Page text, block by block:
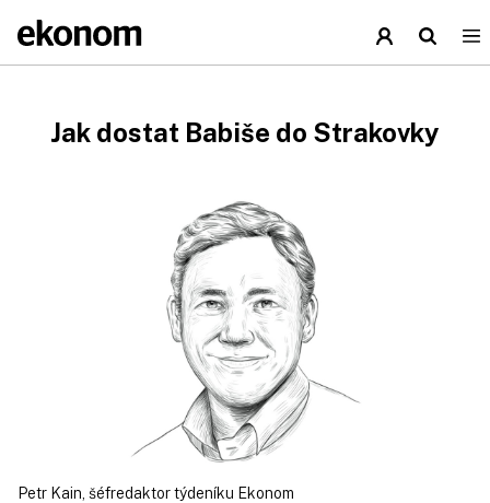
Jak dostat Babiše do Strakovky
Petr Kain, šéfredaktor týdeníku Ekonom